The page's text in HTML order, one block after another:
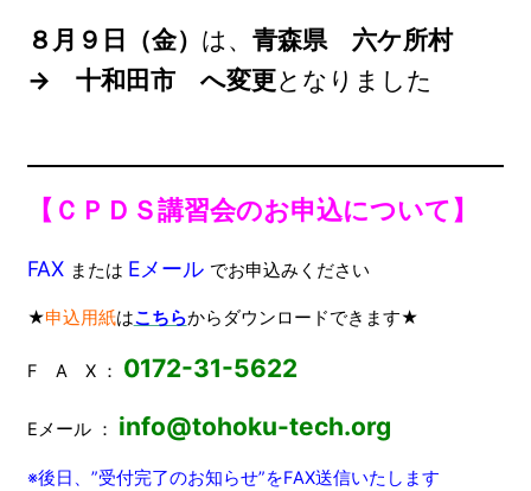
８月９日（金） は、 青森県 六ケ所村
→ 十和田市 へ変更となりました
【ＣＰＤＳ講習会のお申込について】
FAX または Eメール でお申込みください
★申込用紙はこちらから ダウンロードできます★
F A X ： 0172-31-5622
Eメール ： info@tohoku-tech.org
※後日、”受付完了のお知らせ”をFAX送信いたします